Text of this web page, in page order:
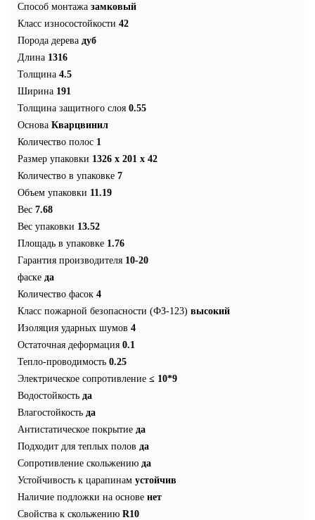
Способ монтажа замковый
Класс износостойкости 42
Порода дерева дуб
Длина 1316
Толщина 4.5
Ширина 191
Толщина защитного слоя 0.55
Основа Кварцвинил
Количество полос 1
Размер упаковки 1326 x 201 x 42
Количество в упаковке 7
Объем упаковки 11.19
Вес 7.68
Вес упаковки 13.52
Площадь в упаковке 1.76
Гарантия производителя 10-20
фаске да
Количество фасок 4
Класс пожарной безопасности (ФЗ-123) высокий
Изоляция ударных шумов 4
Остаточная деформация 0.1
Тепло-проводимость 0.25
Электрическое сопротивление ≤ 10*9
Водостойкость да
Влагостойкость да
Антистатическое покрытие да
Подходит для теплых полов да
Сопротивление скольжению да
Устойчивость к царапинам устойчив
Наличие подложки на основе нет
Свойства к скольжению R10